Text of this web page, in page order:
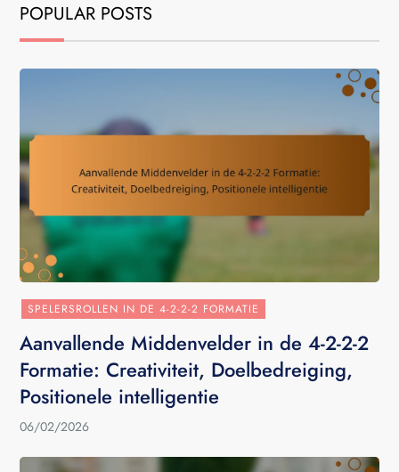
POPULAR POSTS
SPELERSROLLEN IN DE 4-2-2-2 FORMATIE
Aanvallende Middenvelder in de 4-2-2-2
Formatie: Creativiteit, Doelbedreiging,
Positionele intelligentie
06/02/2026